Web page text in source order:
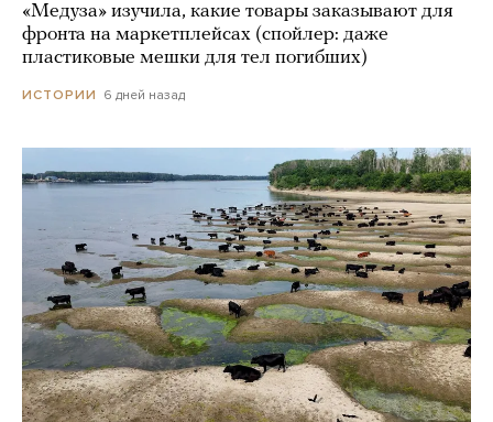
«Медуза» изучила, какие товары заказывают для
фронта на маркетплейсах (спойлер: даже
пластиковые мешки для тел погибших)
ИСТОРИИ 6 дней назад